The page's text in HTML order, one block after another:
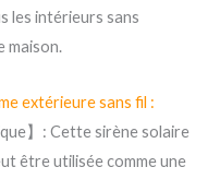
les intérieurs sans
maison.
extérieure sans fil :
】: Cette sirène solaire
être utilisée comme une